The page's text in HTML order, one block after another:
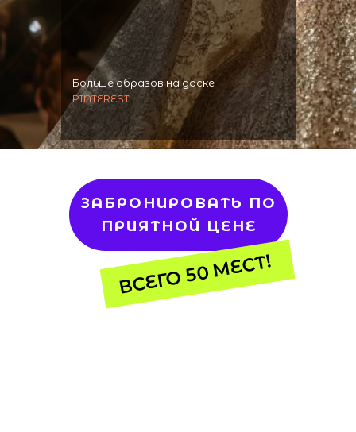
Больше образов на доске
PINTEREST
ЗАБРОНИРОВАТЬ ПО
ПРИЯТНОЙ ЦЕНЕ
ВСЕГО 50 МЕСТ!